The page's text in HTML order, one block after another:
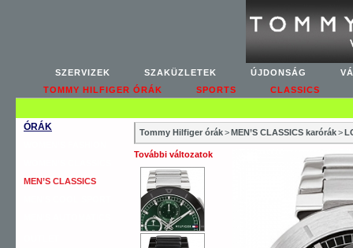
SZERVIZEK SZAKÜZLETEK ÚJDONSÁG
TOMMY HILFIGER ÓRÁK
SPORTS CLASSICS
ÓRÁK
MEN’S CLASSICS
Tommy Hilfiger órák>MEN’S CLASSICS karórák>
További változatok